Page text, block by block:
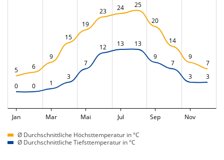
5 6
9
15
19
23 24
25
20
14
9
7
0 0 1
3
7
12 13
13
9
7
3
3
Jan Mar Mai Jul Sep Nov
Ø Durchschnittliche Höchsttemperatur in °C
Ø Durchschnittliche Tiefsttemperatur in °C